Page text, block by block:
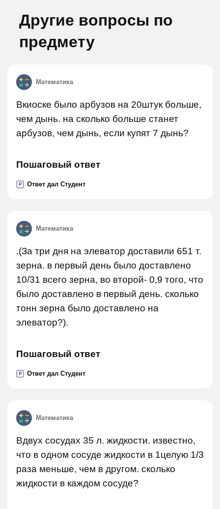
Другие вопросы по
предмету
Математика
Вкиоске было арбузов на 20штук больше,
чем дынь. на сколько больше станет
арбузов, чем дынь, если купят 7 дынь?
Пошаговый ответ
P Ответ дал Студент
Математика
.(За три дня на элеватор доставили 651 т.
зерна. в первый день было доставлено
10/31 всего зерна, во второй- 0,9 того, что
было доставлено в первый день. сколько
тонн зерна было доставлено на
элеватор?).
Пошаговый ответ
P Ответ дал Студент
Математика
Вдвух сосудах 35 л. жидкости. известно,
что в одном сосуде жидкости в 1целую 1/3
раза меньше, чем в другом. сколько
жидкости в каждом сосуде?